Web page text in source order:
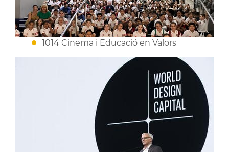
1014 Cinema i Educació en Valors